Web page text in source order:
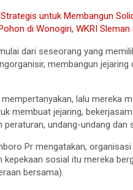
untuk Membangun
di Wonogiri, WKRI
dari seseorang yang
membangun
lalu mereka
membuat jejaring,
undang-undang dan
Pr mengatakan,
sosial itu mereka
bersama).